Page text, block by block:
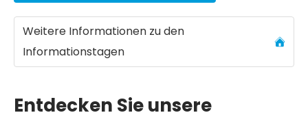
Weitere Informationen zu den
Informationstagen
Entdecken Sie unsere